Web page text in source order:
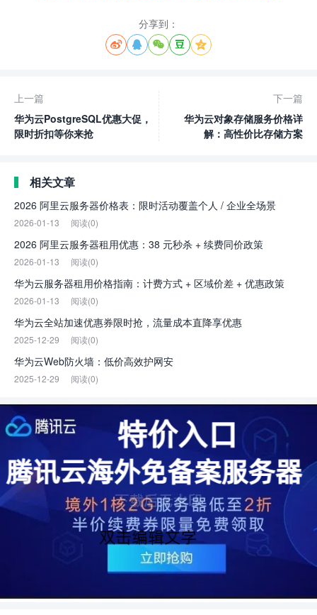
分享到：
    
上一篇
华为云PostgreSQL优惠大促，
限时折扣等你来抢
下一篇
华为云对象存储服务价格详
解：高性价比存储方案
相关文章
2026 阿里云服务器价格表：限时活动覆盖个人 / 企业全场景
2026-01-13 阅读(0)
2026 阿里云服务器租用优惠：38 元秒杀 + 续费同价政策
2026-01-13 阅读(0)
华为云服务器租用价格指南：计费方式 + 区域价差 + 优惠政策
2026-01-13 阅读(0)
华为云全站加速优惠券限时抢，流量成本直降享优惠
2025-12-29 阅读(0)
华为云Web防火墙：低价高效护网安
2025-12-29 阅读(0)